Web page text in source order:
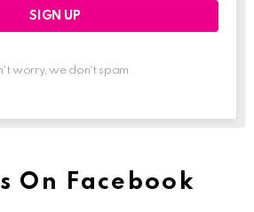
worry, we don't spam
On Facebook